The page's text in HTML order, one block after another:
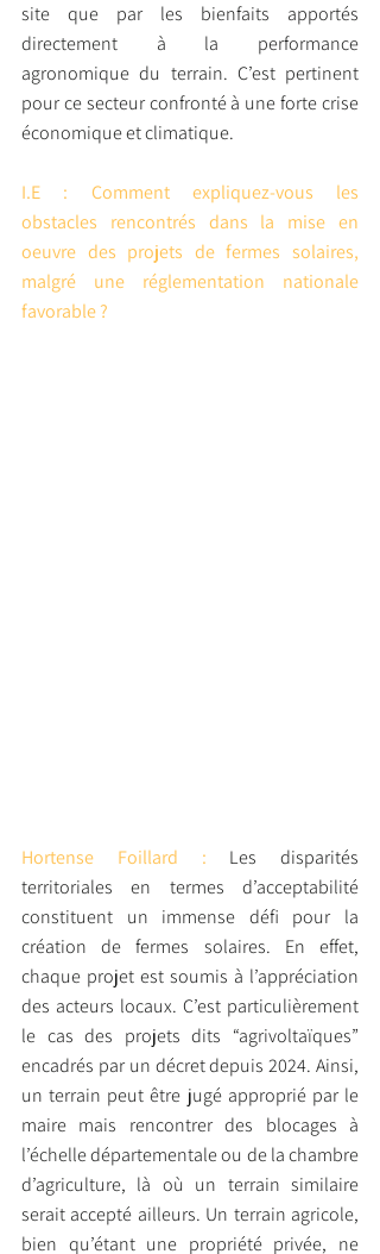
site que par les bienfaits apportés
directement à la performance
agronomique du terrain. C’est pertinent
pour ce secteur confronté à une forte crise
économique et climatique.
I.E : Comment expliquez-vous les
obstacles rencontrés dans la mise en
oeuvre des projets de fermes solaires,
malgré une réglementation nationale
favorable ?
Hortense Foillard : Les disparités
territoriales en termes d’acceptabilité
constituent un immense défi pour la
création de fermes solaires. En effet,
chaque projet est soumis à l’appréciation
des acteurs locaux. C’est particulièrement
le cas des projets dits “agrivoltaïques”
encadrés par un décret depuis 2024. Ainsi,
un terrain peut être jugé approprié par le
maire mais rencontrer des blocages à
l’échelle départementale ou de la chambre
d’agriculture, là où un terrain similaire
serait accepté ailleurs. Un terrain agricole,
bien qu’étant une propriété privée, ne